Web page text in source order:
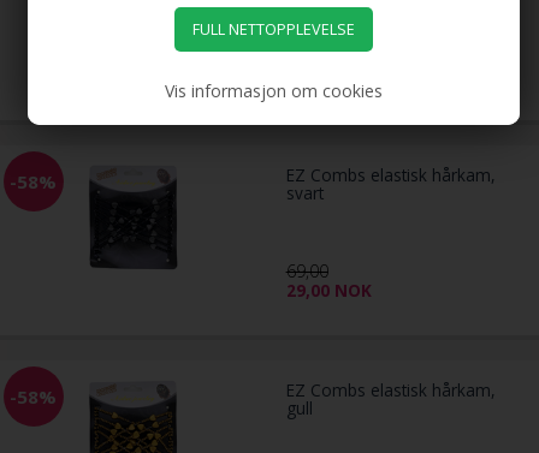
Vis informasjon om cookies
39,00 NOK
-58% EZ Combs elastisk hårkam,
svart
69,00
29,00 NOK
-58% EZ Combs elastisk hårkam,
gull